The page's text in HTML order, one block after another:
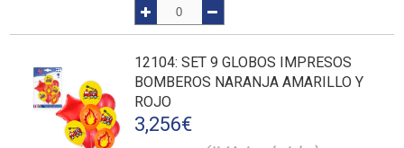
12104: SET 9 GLOBOS IMPRESOS
BOMBEROS NARANJA AMARILLO Y
ROJO
3,256€